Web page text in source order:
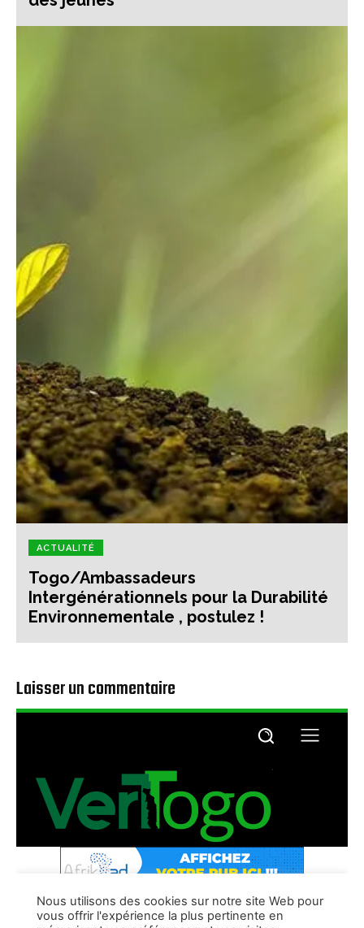
ACTUALITÉ
Togo/Ambassadeurs
Intergénérationnels pour la Durabilité
Environnementale , postulez !
Laisser un commentaire